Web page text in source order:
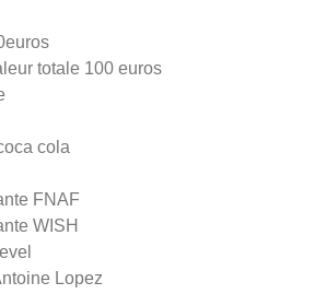
totale 100 euros
cola
FNAF
WISH
Lopez